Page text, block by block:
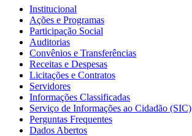
Institucional
Ações e Programas
Participação Social
Auditorias
Convênios e Transferências
Receitas e Despesas
Licitações e Contratos
Servidores
Informações Classificadas
Serviço de Informações ao Cidadão (SIC)
Perguntas Frequentes
Dados Abertos